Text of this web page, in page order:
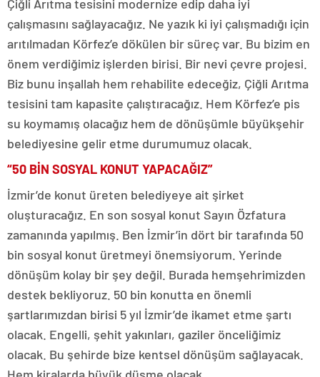
Çiğli Arıtma tesisini modernize edip daha iyi
çalışmasını sağlayacağız. Ne yazık ki iyi çalışmadığı için
arıtılmadan Körfez’e dökülen bir süreç var. Bu bizim en
önem verdiğimiz işlerden birisi. Bir nevi çevre projesi.
Biz bunu inşallah hem rehabilite edeceğiz, Çiğli Arıtma
tesisini tam kapasite çalıştıracağız. Hem Körfez’e pis
su koymamış olacağız hem de dönüşümle büyükşehir
belediyesine gelir etme durumumuz olacak.
“50 BİN SOSYAL KONUT YAPACAĞIZ”
İzmir’de konut üreten belediyeye ait şirket
oluşturacağız. En son sosyal konut Sayın Özfatura
zamanında yapılmış. Ben İzmir’in dört bir tarafında 50
bin sosyal konut üretmeyi önemsiyorum. Yerinde
dönüşüm kolay bir şey değil. Burada hemşehrimizden
destek bekliyoruz. 50 bin konutta en önemli
şartlarımızdan birisi 5 yıl İzmir’de ikamet etme şartı
olacak. Engelli, şehit yakınları, gaziler önceliğimiz
olacak. Bu şehirde bize kentsel dönüşüm sağlayacak.